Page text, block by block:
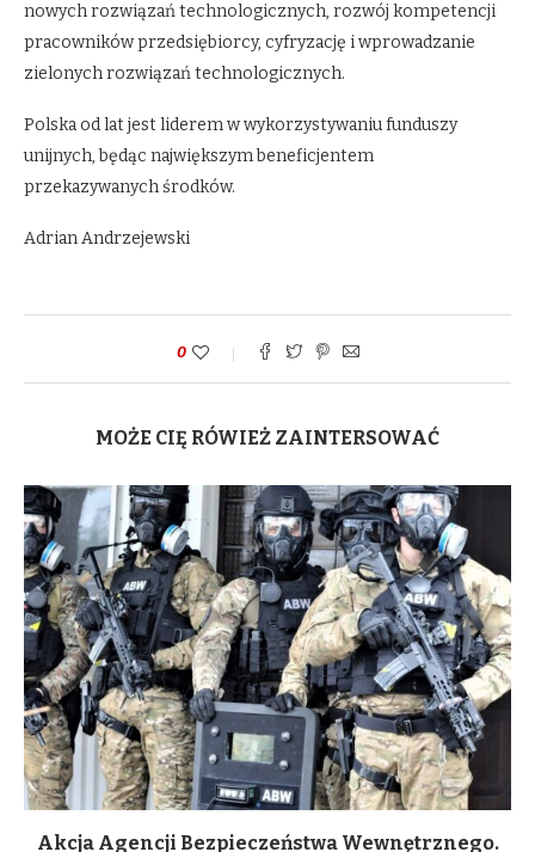
nowych rozwiązań technologicznych, rozwój kompetencji
pracowników przedsiębiorcy, cyfryzację i wprowadzanie
zielonych rozwiązań technologicznych.
Polska od lat jest liderem w wykorzystywaniu funduszy
unijnych, będąc największym beneficjentem
przekazywanych środków.
Adrian Andrzejewski
0
MOŻE CIĘ RÓWIEŻ ZAINTERSOWAĆ
Akcja Agencji Bezpieczeństwa Wewnętrznego.